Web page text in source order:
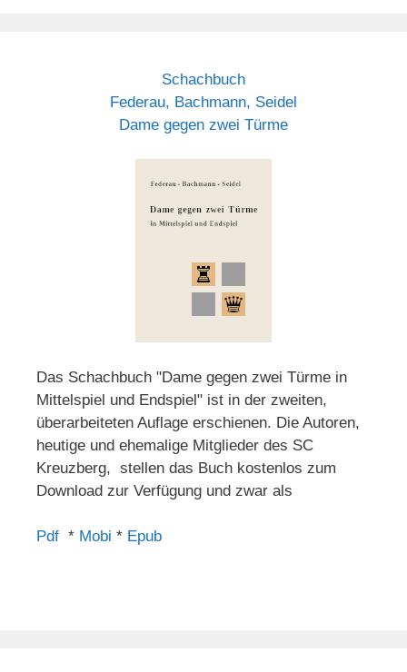
Schachbuch
Federau, Bachmann, Seidel
Dame gegen zwei Türme
Das Schachbuch "Dame gegen zwei Türme in
Mittelspiel und Endspiel" ist in der zweiten,
überarbeiteten Auflage erschienen. Die Autoren,
heutige und ehemalige Mitglieder des SC
Kreuzberg, stellen das Buch kostenlos zum
Download zur Verfügung und zwar als
Pdf * Mobi * Epub